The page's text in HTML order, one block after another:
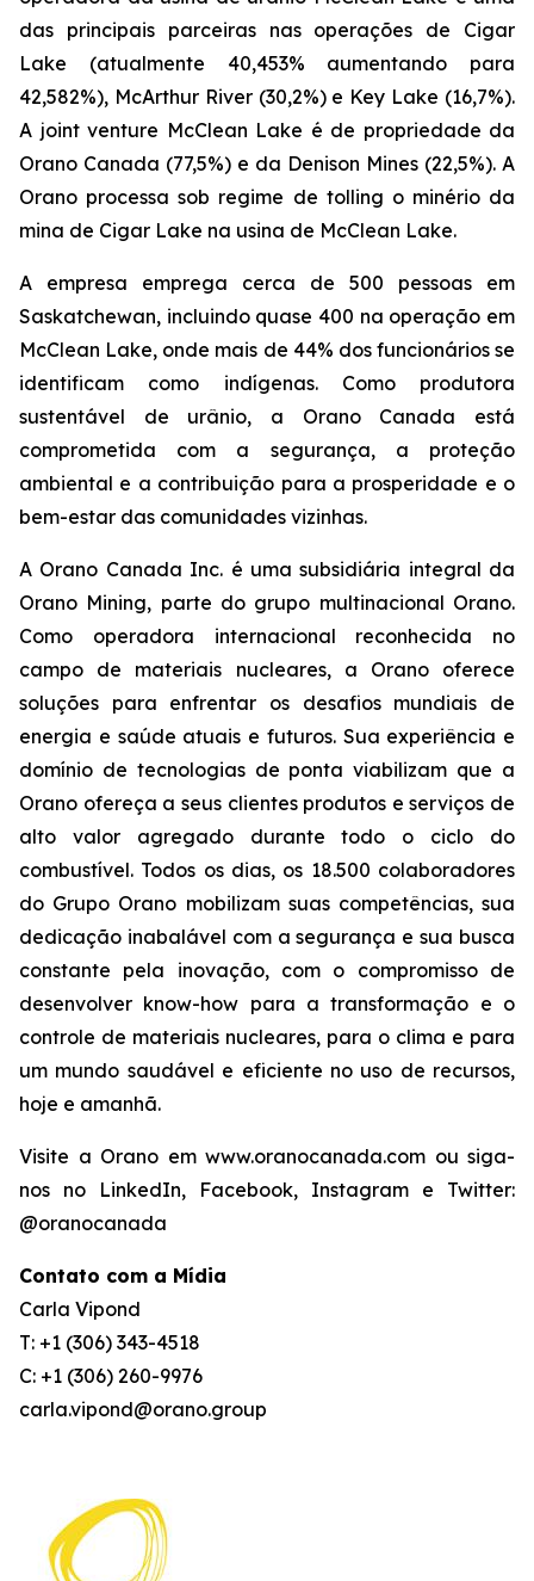
das principais parceiras nas operações de Cigar
Lake (atualmente 40,453% aumentando para
42,582%), McArthur River (30,2%) e Key Lake (16,7%).
A joint venture McClean Lake é de propriedade da
Orano Canada (77,5%) e da Denison Mines (22,5%). A
Orano processa sob regime de tolling o minério da
mina de Cigar Lake na usina de McClean Lake.
A empresa emprega cerca de 500 pessoas em
Saskatchewan, incluindo quase 400 na operação em
McClean Lake, onde mais de 44% dos funcionários se
identificam como indígenas. Como produtora
sustentável de urânio, a Orano Canada está
comprometida com a segurança, a proteção
ambiental e a contribuição para a prosperidade e o
bem-estar das comunidades vizinhas.
A Orano Canada Inc. é uma subsidiária integral da
Orano Mining, parte do grupo multinacional Orano.
Como operadora internacional reconhecida no
campo de materiais nucleares, a Orano oferece
soluções para enfrentar os desafios mundiais de
energia e saúde atuais e futuros. Sua experiência e
domínio de tecnologias de ponta viabilizam que a
Orano ofereça a seus clientes produtos e serviços de
alto valor agregado durante todo o ciclo do
combustível. Todos os dias, os 18.500 colaboradores
do Grupo Orano mobilizam suas competências, sua
dedicação inabalável com a segurança e sua busca
constante pela inovação, com o compromisso de
desenvolver know-how para a transformação e o
controle de materiais nucleares, para o clima e para
um mundo saudável e eficiente no uso de recursos,
hoje e amanhã.
Visite a Orano em www.oranocanada.com ou siga-
nos no LinkedIn, Facebook, Instagram e Twitter:
@oranocanada
Contato com a Mídia
Carla Vipond
T: +1 (306) 343-4518
C: +1 (306) 260-9976
carla.vipond@orano.group